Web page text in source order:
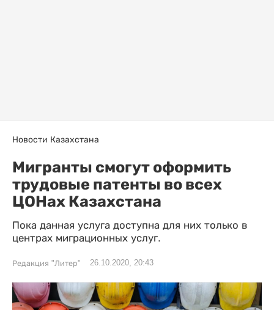
Новости Казахстана
Мигранты смогут оформить
трудовые патенты во всех
ЦОНах Казахстана
Пока данная услуга доступна для них только в
центрах миграционных услуг.
Редакция "Литер" 26.10.2020, 20:43